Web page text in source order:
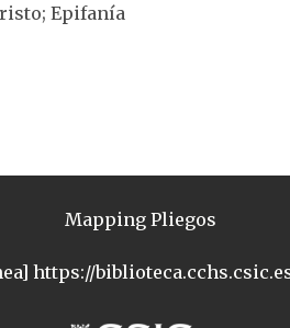
Epifanía
Mapping Pliegos
https://